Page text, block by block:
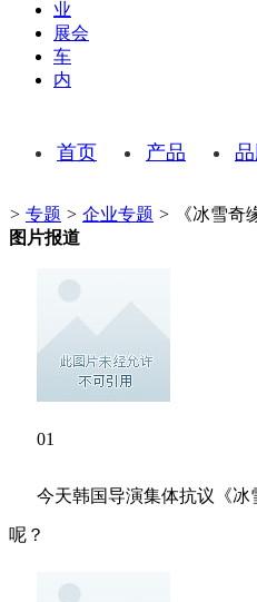
业
展会
车
内
首页 产品
> 专题 > 企业专题 > 《冰雪奇
图片报道
01
今天韩国导演集体抗议《
呢？